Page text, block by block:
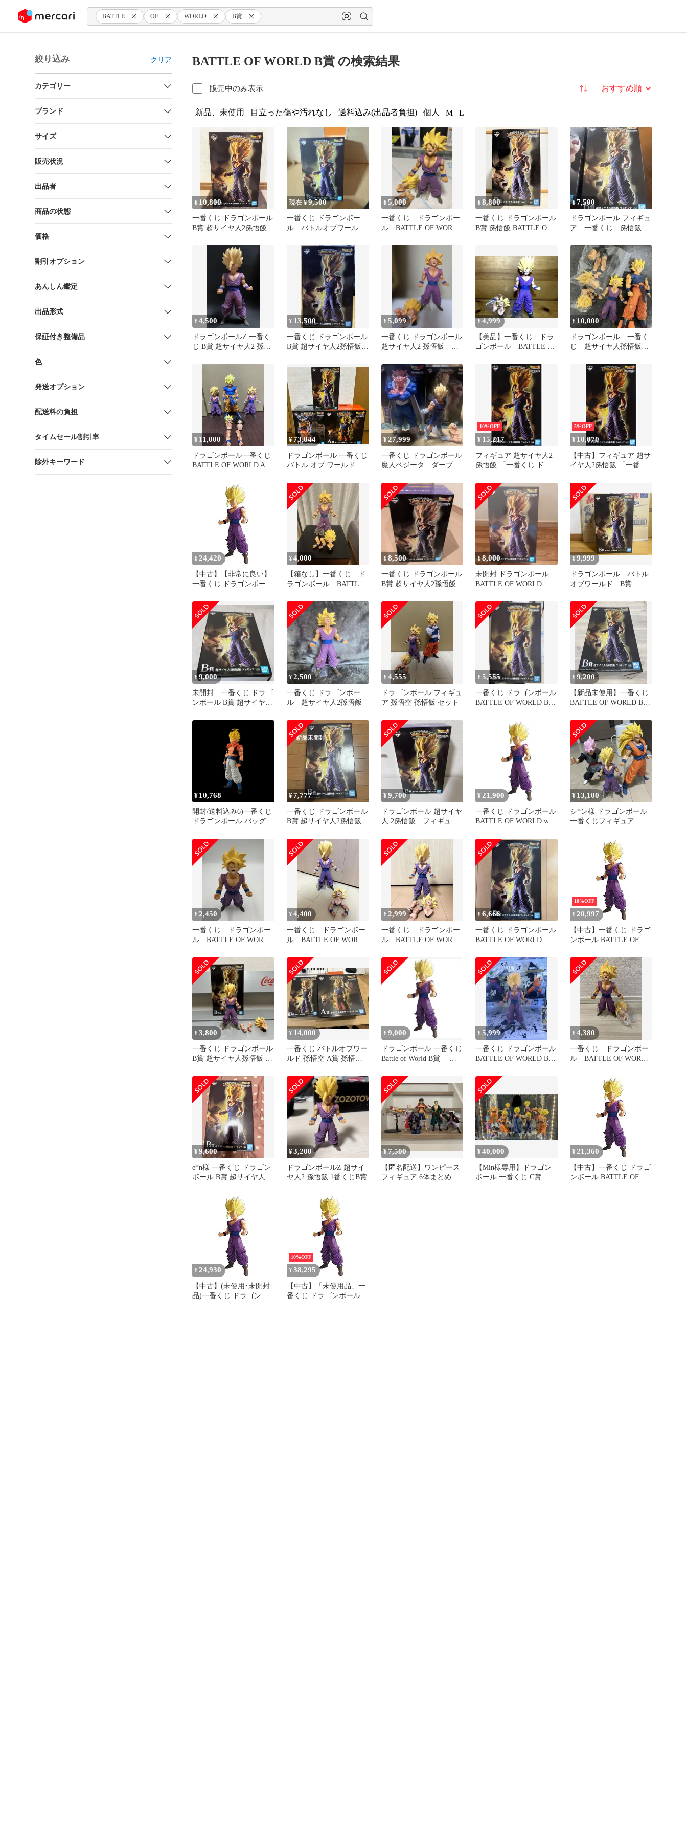
ツにスキップ BATTLE OF WORLD B賞
絞り込み クリア
カテゴリー
ブランド
サイズ
販売状況
出品者
商品の状態
価格
割引オプション
あんしん鑑定
出品形式
保証付き整備品
色
発送オプション
配送料の負担
タイムセール割引率
除外キーワード
BATTLE OF WORLD B賞 の検索結果
販売中のみ表示 並び替え
新品、未使用 目立った傷や汚れなし 送料込み(出品者負担) 個人 M L
¥ 10,800
一番くじ ドラゴンボール
B賞 超サイヤ人2孫悟飯
現在 ¥9,500
一番くじ ドラゴンボー
ル バトルオブワールド
フィギュア
¥5,000
一番くじ ドラゴンボー
ル BATTLE OF WORLD
¥8,800
一番くじ ドラゴンボール
B賞 孫悟飯 BATTLE OF
¥7,500
ドラゴンボール フィギュ
ア 一番くじ 孫悟飯
¥4,500
ドラゴンボールZ 一番く
じ B賞 超サイヤ人2 孫悟
¥ 13,500
一番くじ ドラゴンボール
B賞 超サイヤ人2孫悟飯
¥5,099
一番くじ ドラゴンボール
超サイヤ人2 孫悟飯 フ
¥4,999
【美品】一番くじ ドラ
ゴンボール BATTLE OF
¥ 10,000
ドラゴンボール 一番く
じ 超サイヤ人孫悟飯
ギュア
¥ 11,000
ドラゴンボール一番くじ
BATTLE OF WORLD A賞
¥73,044
ドラゴンボール 一番くじ
バトル オブ ワールド
D賞
¥27,999
一番くじ ドラゴンボール
魔人ベジータ ダーブ
10%OFF
¥ 15,217
フィギュア 超サイヤ人2
孫悟飯 「一番くじ ドラ
WORLD with
DRAGONBALL
LEGENDS」
MASTERLISE EMOVING
B賞 フィギュア【10日以
内発送】
5%OFF
¥ 10,070
【中古】フィギュア 超サ
イヤ人2孫悟飯 「一番く
BATTLE OF WORLD with
DRAGONBALL
LEGENDS」
MASTERLISE EMOVING
B賞 フィギュア
¥ 24,420
【中古】【非常に良い】
一番くじ ドラゴンボール
DRAGONBALL
LEGENDS B賞 超サイヤ
人2孫悟飯 フィギュア (プ
ライズ)
¥4,000
【箱なし】一番くじ ド
ラゴンボール BATTLE
¥8,500
一番くじ ドラゴンボール
B賞 超サイヤ人2孫悟飯
¥8,000
未開封 ドラゴンボール
BATTLE OF WORLD 超
¥9,999
ドラゴンボール バトル
オブワールド B賞 超
ギュア
¥9,000
未開封 一番くじ ドラゴ
ンボール B賞 超サイヤ人
¥2,500
一番くじ ドラゴンボー
ル 超サイヤ人2孫悟飯
¥4,555
ドラゴンボール フィギュ
ア 孫悟空 孫悟飯 セット
¥5,555
一番くじ ドラゴンボール
BATTLE OF WORLD B賞
¥9,200
【新品未使用】一番くじ
BATTLE OF WORLD B賞
¥ 10,768
開封/送料込み6)一番くじ
ドラゴンボール バッグ
ジター
¥7,777
一番くじ ドラゴンボール
B賞 超サイヤ人2孫悟飯
¥9,700
ドラゴンボール 超サイヤ
人 2孫悟飯 フィギュアB
¥ 21,900
一番くじ ドラゴンボール
BATTLE OF WORLD with
LEGENDS B賞 超サイヤ
人2孫悟飯 フィギュア プ
ライズ
¥ 13,100
シ*ン様 ドラゴンボール
一番くじフィギュア ま
¥ 2,450
一番くじ ドラゴンボー
ル BATTLE OF WORLD
¥4,400
一番くじ ドラゴンボー
ル BATTLE OF WORLD
¥ 2,999
一番くじ ドラゴンボー
ル BATTLE OF WORLD
¥6,666
一番くじ ドラゴンボール
BATTLE OF WORLD
10%OFF
¥ 20,997
【中古】一番くじ ドラゴ
ンボール BATTLE OF
DRAGONBALL
LEGENDS B賞 超サイヤ
人2孫悟飯 フィギュア (プ
ライズ)
¥3,800
一番くじ ドラゴンボール
B賞 超サイヤ人孫悟飯 フ
¥ 14,000
一番くじ バトルオブワー
ルド 孫悟空 A賞 孫悟飯B
¥ 9,000
ドラゴンボール 一番くじ
Battle of World B賞 孫
¥5,999
一番くじ ドラゴンボール
BATTLE OF WORLD B賞
¥4,380
一番くじ ドラゴンボー
ル BATTLE OF WORLD
¥9,600
e*n様 一番くじ ドラゴン
ボール B賞 超サイヤ人2
¥3,200
ドラゴンボールZ 超サイ
ヤ人2 孫悟飯 1番くじB賞
¥7,500
【匿名配送】ワンピース
フィギュア 6体まとめ売
¥40,000
【Min様専用】ドラゴン
ボール 一番くじ C賞 魔
¥ 21,360
【中古】一番くじ ドラゴ
ンボール BATTLE OF
¥ 24,930
【中古】(未使用･未開封
品)一番くじ ドラゴンボ
10%OFF
¥ 38,295
【中古】「未使用品」一
番くじ ドラゴンボール